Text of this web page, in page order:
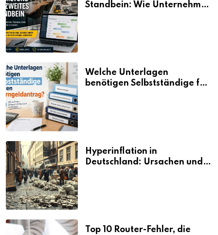
Standbein: Wie Unternehmen
Welche Unterlagen
benötigen Selbstständige für
Hyperinflation in
Deutschland: Ursachen und
Top 10 Router-Fehler, die